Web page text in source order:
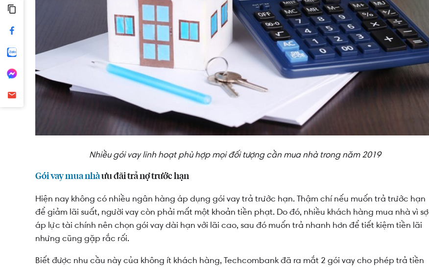
Nhiều gói vay linh hoạt phù hợp mọi đối tượng cần mua nhà trong năm 2019
Gói vay mua nhàưu đãi trả nợ trước hạn
Hiện nay không có nhiều ngân hàng áp dụng gói vay trả trước hạn. Thậm chí nếu muốn trả trước hạn
để giảm lãi suất, người vay còn phải mất một khoản tiền phạt. Do đó, nhiều khách hàng mua nhà vì sợ
áp lực tài chính nên chọn gói vay dài hạn với lãi cao, sau đó muốn trả nhanh hơn để tiết kiệm tiền lãi
nhưng cũng gặp rắc rối.
Biết được nhu cầu này của không ít khách hàng, Techcombank đã ra mắt 2 gói vay cho phép trả tiền